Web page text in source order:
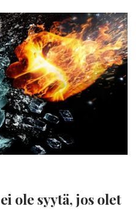
ole syytä, jos olet